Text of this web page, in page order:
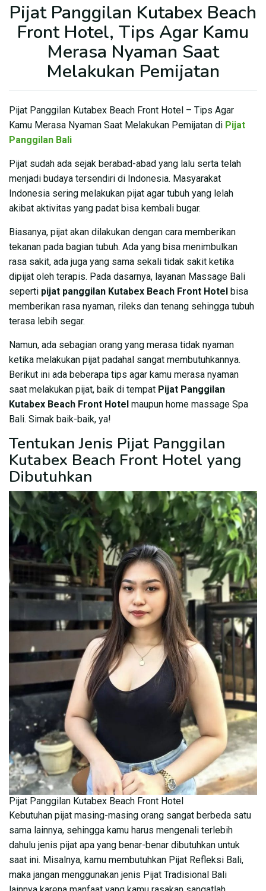
Pijat Panggilan Kutabex Beach
Front Hotel, Tips Agar Kamu
Merasa Nyaman Saat
Melakukan Pemijatan
Pijat Panggilan Kutabex Beach Front Hotel – Tips Agar
Kamu Merasa Nyaman Saat Melakukan Pemijatan di Pijat
Panggilan Bali
Pijat sudah ada sejak berabad-abad yang lalu serta telah
menjadi budaya tersendiri di Indonesia. Masyarakat
Indonesia sering melakukan pijat agar tubuh yang lelah
akibat aktivitas yang padat bisa kembali bugar.
Biasanya, pijat akan dilakukan dengan cara memberikan
tekanan pada bagian tubuh. Ada yang bisa menimbulkan
rasa sakit, ada juga yang sama sekali tidak sakit ketika
dipijat oleh terapis. Pada dasarnya, layanan Massage Bali
seperti pijat panggilan Kutabex Beach Front Hotel bisa
memberikan rasa nyaman, rileks dan tenang sehingga tubuh
terasa lebih segar.
Namun, ada sebagian orang yang merasa tidak nyaman
ketika melakukan pijat padahal sangat membutuhkannya.
Berikut ini ada beberapa tips agar kamu merasa nyaman
saat melakukan pijat, baik di tempat Pijat Panggilan
Kutabex Beach Front Hotel maupun home massage Spa
Bali. Simak baik-baik, ya!
Tentukan Jenis Pijat Panggilan
Kutabex Beach Front Hotel yang
Dibutuhkan
Pijat Panggilan Kutabex Beach Front Hotel
Kebutuhan pijat masing-masing orang sangat berbeda satu
sama lainnya, sehingga kamu harus mengenali terlebih
dahulu jenis pijat apa yang benar-benar dibutuhkan untuk
saat ini. Misalnya, kamu membutuhkan Pijat Refleksi Bali,
maka jangan menggunakan jenis Pijat Tradisional Bali